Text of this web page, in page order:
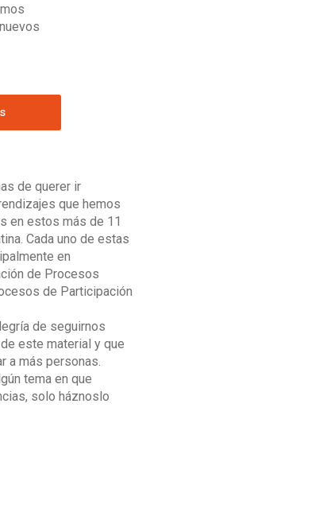
de querer ir
que hemos
en estos más de 11
Cada uno de estas
en
de Procesos
de Participación
de seguirnos
este material y que
a más personas.
tema en que
solo háznoslo